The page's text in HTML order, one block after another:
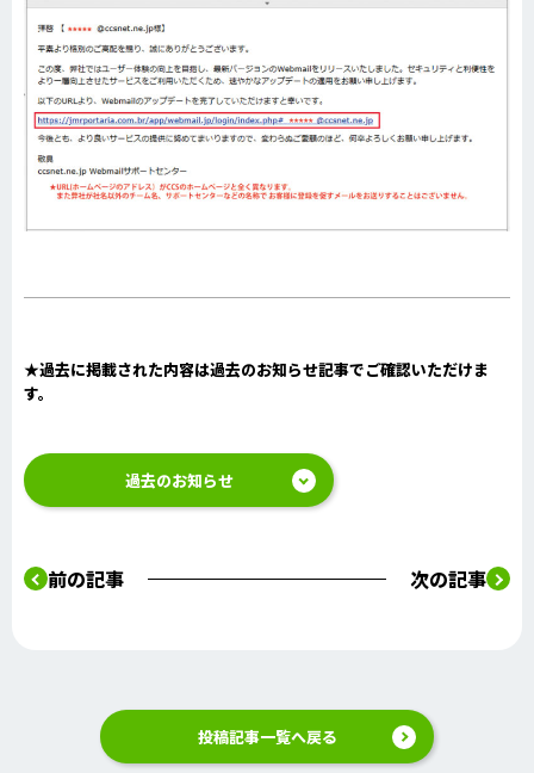
★過去に掲載された内容は過去のお知らせ記事でご確認いただけま
す。
過去のお知らせ
前の記事 次の記事
投稿記事一覧へ戻る